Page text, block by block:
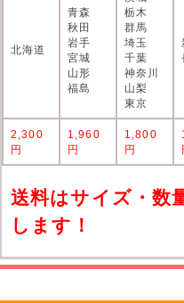
北海道
青森
秋田
岩手
宮城
山形
福島
栃木
群馬
埼玉
千葉
神奈川
山梨
東京
2,300
円
1,960
円
1,800
円
送料はサイズ・数
します！